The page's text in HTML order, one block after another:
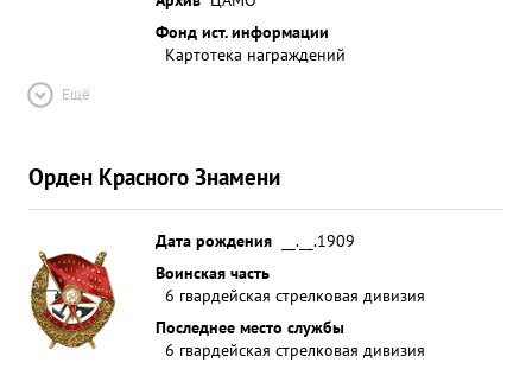
Фонд ист. информации
Картотека награждений
Ещё
Орден Красного Знамени
Дата рождения
__.__.1909
Воинская часть
6 гвардейская стрелковая дивизия
Последнее место службы
6 гвардейская стрелковая дивизия